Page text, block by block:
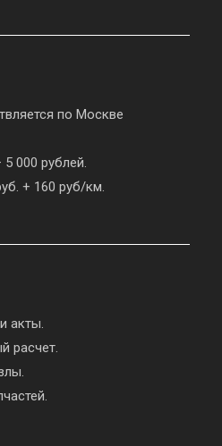
по Москве
000 рублей.
+ 160 руб/км.
акты.
расчет.